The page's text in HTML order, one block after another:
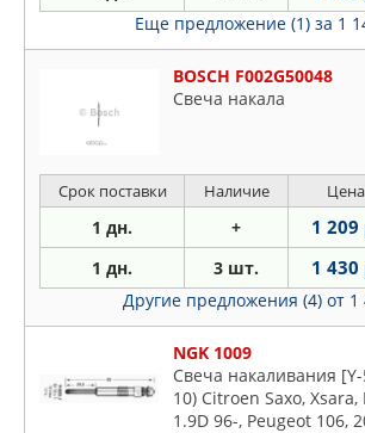
Еще предложение (1) за 1
BOSCH F002G50048
Свеча накала
Срок поставки Наличие Цена
1 дн. + 1 209
1 дн. 3 шт. 1 430
Другие предложения (4) от 1
NGK 1009
Свеча накаливания
10) Citroen Saxo,
1.9D 96-, Peugeot 106,